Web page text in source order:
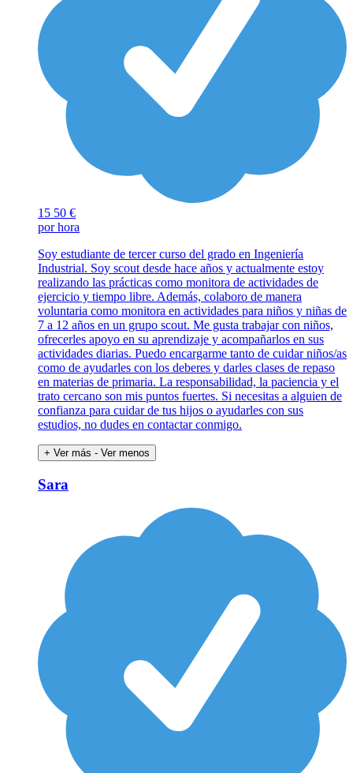
15 50 €
por hora
Soy estudiante de tercer curso del grado en Ingeniería
Industrial. Soy scout desde hace años y actualmente estoy
realizando las prácticas como monitora de actividades de
ejercicio y tiempo libre. Además, colaboro de manera
voluntaria como monitora en actividades para niños y niñas de
7 a 12 años en un grupo scout. Me gusta trabajar con niños,
ofrecerles apoyo en su aprendizaje y acompañarlos en sus
actividades diarias. Puedo encargarme tanto de cuidar niños/as
como de ayudarles con los deberes y darles clases de repaso
en materias de primaria. La responsabilidad, la paciencia y el
trato cercano son mis puntos fuertes. Si necesitas a alguien de
confianza para cuidar de tus hijos o ayudarles con sus
estudios, no dudes en contactar conmigo.
+ Ver más - Ver menos
Sara